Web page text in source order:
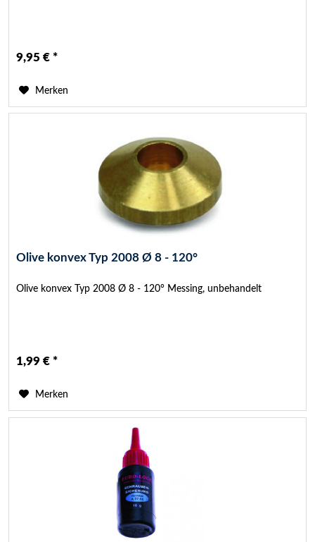
9,95 € *
Merken
Olive konvex Typ 2008 Ø 8 - 120°
Olive konvex Typ 2008 Ø 8 - 120° Messing, unbehandelt
1,99 € *
Merken